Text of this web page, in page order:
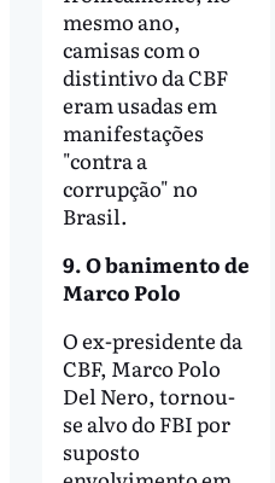
mesmo ano,
camisas com o
distintivo da CBF
eram usadas em
manifestações
"contra a
corrupção" no
Brasil.
9. O banimento de
Marco Polo
O ex-presidente da
CBF, Marco Polo
Del Nero, tornou-
se alvo do FBI por
suposto